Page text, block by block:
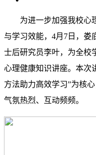
为进一步加强我校心
与学习效能，4月7日，娄
士后研究员李叶，为全校
心理健康知识讲座。本次
方法助力高效学习”为核
气氛热烈、互动频频。